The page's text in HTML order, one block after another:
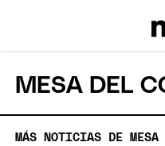
MESA DEL
MÁS NOTICIAS DE MESA